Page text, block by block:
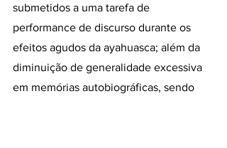
submetidos a uma tarefa de
performance de discurso durante os
efeitos agudos da ayahuasca; além da
diminuição de generalidade excessiva
em memórias autobiográficas, sendo